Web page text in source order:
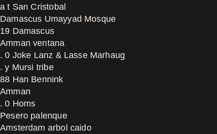
a t San Cristobal
Damascus Umayyad Mosque
19 Damascus
Amman ventana
. 0 Joke Lanz & Lasse Marhaug
. y Mursi tribe
88 Han Bennink
Amman
. 0 Homs
Pesero palenque
Amsterdam arbol caido